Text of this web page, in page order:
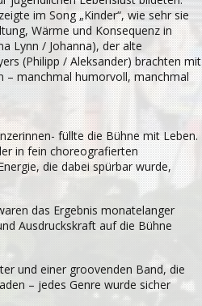
im Song „Kinder“, wie sehr sie
Wärme und Konsequenz in
Lynn / Johanna), der alte
(Philipp / Aleksander) brachten mit
– manchmal humorvoll, manchmal
füllte die Bühne mit Leben.
in fein choreografierten
die dabei spürbar wurde,
das Ergebnis monatelanger
Ausdruckskraft auf die Bühne
und einer groovenden Band, die
– jedes Genre wurde sicher